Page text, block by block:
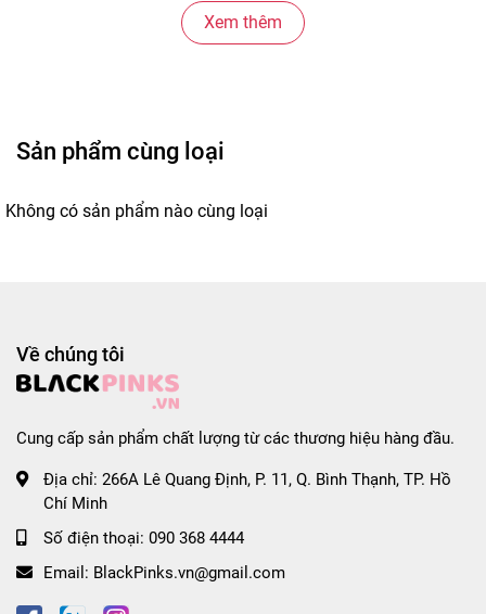
- Sản xuất tại: Việt Nam
- Hạn sử dụng: 8 tháng kể từ ngày sản xuất
Xem thêm
Sản phẩm cùng loại
Không có sản phẩm nào cùng loại
Về chúng tôi
Cung cấp sản phẩm chất lượng từ các thương hiệu hàng đầu.
Địa chỉ: 266A Lê Quang Định, P. 11, Q. Bình Thạnh, TP. Hồ
Chí Minh
Số điện thoại: 090 368 4444
Email: BlackPinks.vn@gmail.com